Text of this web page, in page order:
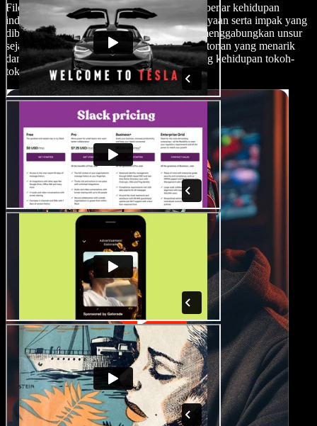
Filem drama biografi menggambarkan kisah benar kehidupan
individu, meneroka perjuangan peribadi, kejayaan serta impak yang
diberikannya kepada dunia. Filem-filem ini menggabungkan unsur
sejarah dan naratif peribadi, mewujudkan tontonan yang menarik
dan selalunya cukup menginspirasikan tentang kehidupan tokoh-
tokoh terkenal dari pelbagai bidang.